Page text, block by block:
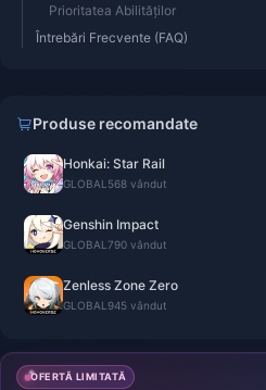
Prioritatea Abilităților
Întrebări Frecvente (FAQ)
Produse recomandate
Honkai: Star Rail
GLOBAL 568 vândut
Genshin Impact
GLOBAL 790 vândut
Zenless Zone Zero
GLOBAL 945 vândut
OFERTĂ LIMITATĂ